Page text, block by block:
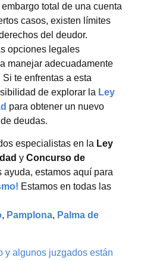
total de una cuenta
casos, existen límites
del deudor.
opciones legales
manejar adecuadamente
te enfrentas a esta
de explorar la Ley
para obtener un nuevo
deudas.
especialistas en la Ley
y Concurso de
ayuda, estamos aquí para
Estamos en todas las
, Pamplona, Palma de
y algunos juzgados están